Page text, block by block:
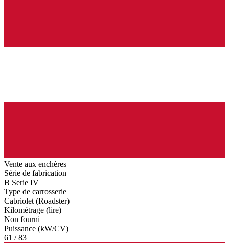
Vente aux enchères
Série de fabrication
B Serie IV
Type de carrosserie
Cabriolet (Roadster)
Kilométrage (lire)
Non fourni
Puissance (kW/CV)
61 / 83